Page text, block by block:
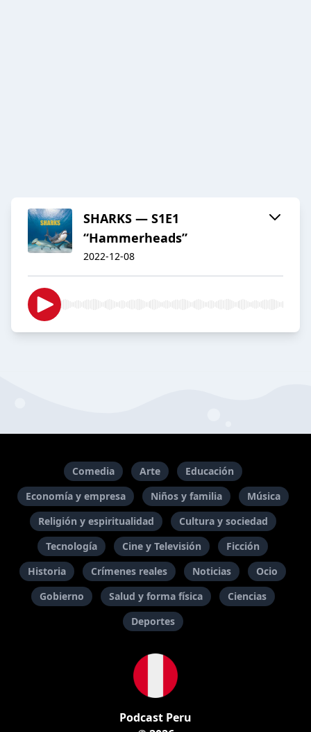
SHARKS — S1E1
“Hammerheads”
2022-12-08
Comedia Arte
Educación
Economía y empresa
Niños y familia
Música
Religión y espiritualidad
Cultura y sociedad
Tecnología
Cine y Televisión
Ficción
Historia
Crímenes reales Noticias
Ocio
Gobierno
Salud y forma física
Ciencias
Deportes
Podcast Peru